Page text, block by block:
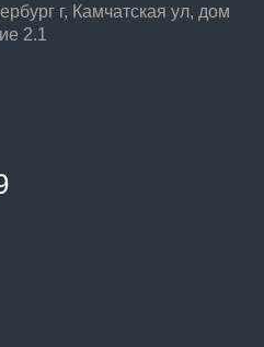
г, Камчатская ул, дом
2.1